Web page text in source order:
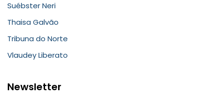
Suébster Neri
Thaisa Galvão
Tribuna do Norte
Vlaudey Liberato
Newsletter